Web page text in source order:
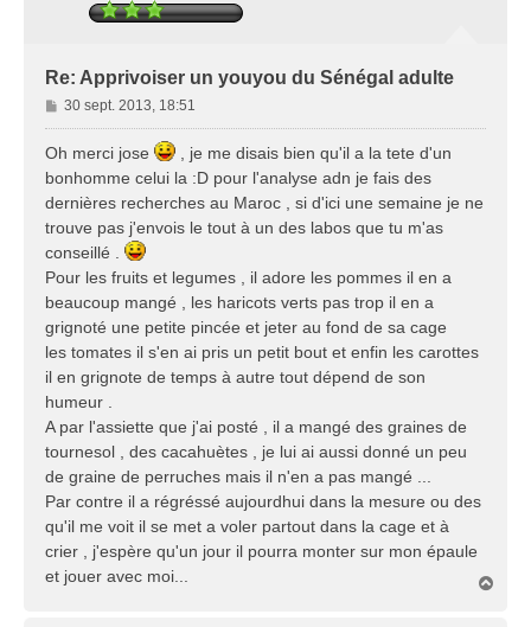
Re: Apprivoiser un youyou du Sénégal adulte
M
e
s
g
e
30 sept. 2013, 18:51
Oh merci jose
, je me disais bien qu'il a la tete d'un
bonhomme celui la :D pour l'analyse adn je fais des
dernières recherches au Maroc , si d'ici une semaine je ne
trouve pas j'envois le tout à un des labos que tu m'as
conseillé .
Pour les fruits et legumes , il adore les pommes il en a
beaucoup mangé , les haricots verts pas trop il en a
grignoté une petite pincée et jeter au fond de sa cage
les tomates il s'en ai pris un petit bout et enfin les carottes
il en grignote de temps à autre tout dépend de son
humeur .
A par l'assiette que j'ai posté , il a mangé des graines de
tournesol , des cacahuètes , je lui ai aussi donné un peu
de graine de perruches mais il n'en a pas mangé ...
Par contre il a régréssé aujourdhui dans la mesure ou des
qu'il me voit il se met a voler partout dans la cage et à
crier , j'espère qu'un jour il pourra monter sur mon épaule
et jouer avec moi...